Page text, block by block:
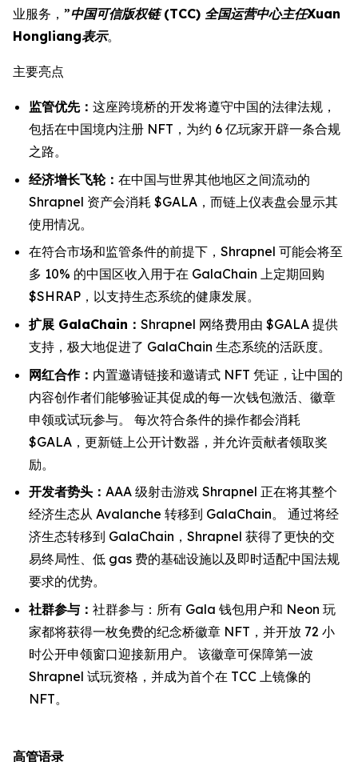
业服务，”中国可信版权链 (TCC) 全国运营中心主任Xuan
Hongliang表示。
主要亮点
监管优先： 这座跨境桥的开发将遵守中国的法律法规，
包括在中国境内注册 NFT，为约 6 亿玩家开辟一条合规
之路。
经济增长飞轮： 在中国与世界其他地区之间流动的
Shrapnel 资产会消耗 $GALA，而链上仪表盘会显示其
使用情况。
在符合市场和监管条件的前提下，Shrapnel 可能会将至
多 10% 的中国区收入用于在 GalaChain 上定期回购
$SHRAP，以支持生态系统的健康发展。
扩展 GalaChain： Shrapnel 网络费用由 $GALA 提供
支持，极大地促进了 GalaChain 生态系统的活跃度。
网红合作： 内置邀请链接和邀请式 NFT 凭证，让中国的
内容创作者们能够验证其促成的每一次钱包激活、徽章
申领或试玩参与。 每次符合条件的操作都会消耗
$GALA，更新链上公开计数器，并允许贡献者领取奖
励。
开发者势头： AAA 级射击游戏 Shrapnel 正在将其整个
经济生态从 Avalanche 转移到 GalaChain。 通过将经
济生态转移到 GalaChain，Shrapnel 获得了更快的交
易终局性、低 gas 费的基础设施以及即时适配中国法规
要求的优势。
社群参与： 社群参与：所有 Gala 钱包用户和 Neon 玩
家都将获得一枚免费的纪念桥徽章 NFT，并开放 72 小
时公开申领窗口迎接新用户。 该徽章可保障第一波
Shrapnel 试玩资格，并成为首个在 TCC 上镜像的
NFT。
高管语录